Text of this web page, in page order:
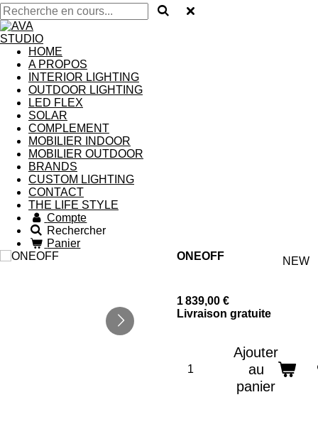
HOME
A PROPOS
INTERIOR LIGHTING
OUTDOOR LIGHTING
LED FLEX
SOLAR
COMPLEMENT
MOBILIER INDOOR
MOBILIER OUTDOOR
BRANDS
CUSTOM LIGHTING
CONTACT
THE LIFE STYLE
Compte
Rechercher
Panier
ONEOFF
NEW
1 839,00 €
Livraison gratuite
Ajouter
au
panier